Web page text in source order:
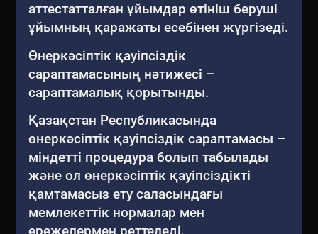
аттестатталған ұйымдар өтініш беруші
ұйымның қаражаты есебінен жүргізеді.
Өнеркәсіптік қауіпсіздік
сараптамасының нәтижесі –
сараптамалық қорытынды.
Қазақстан Республикасында
өнеркәсіптік қауіпсіздік сараптамасы –
міндетті процедура болып табылады
және ол өнеркәсіптік қауіпсіздікті
қамтамасыз ету саласындағы
мемлекеттік нормалар мен